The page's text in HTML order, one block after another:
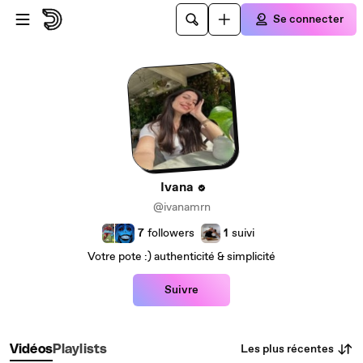
Passer au contenu principal
Se connecter
Ivana
@ivanamrn
7 followers 1 suivi
Votre pote :) authenticité & simplicité
Suivre
VidéosPlaylists Les plus récentes